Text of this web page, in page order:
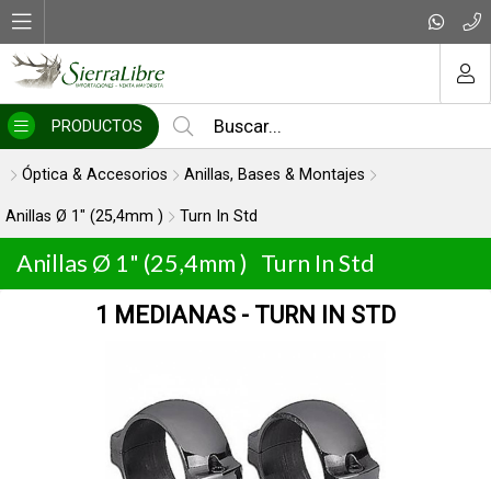
PRODUCTOS
Óptica & Accesorios Anillas, Bases & Montajes
Anillas Ø 1" (25,4mm ) Turn In Std
Anillas Ø 1" (25,4mm ) Turn In Std
1 MEDIANAS - TURN IN STD